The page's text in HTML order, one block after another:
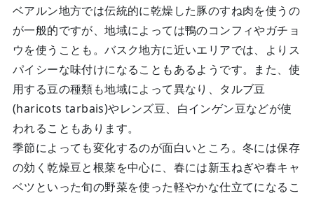
ベアルン地方では伝統的に乾燥した豚のすね肉を使うの
が一般的ですが、地域によっては鴨のコンフィやガチョ
ウを使うことも。バスク地方に近いエリアでは、よりス
パイシーな味付けになることもあるようです。また、使
用する豆の種類も地域によって異なり、タルブ豆
(haricots tarbais)やレンズ豆、白インゲン豆などが使
われることもあります。
季節によっても変化するのが面白いところ。冬には保存
の効く乾燥豆と根菜を中心に、春には新玉ねぎや春キャ
ベツといった旬の野菜を使った軽やかな仕立てになるこ